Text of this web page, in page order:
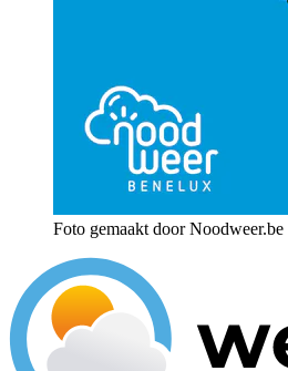
Foto gemaakt door Noodweer.be